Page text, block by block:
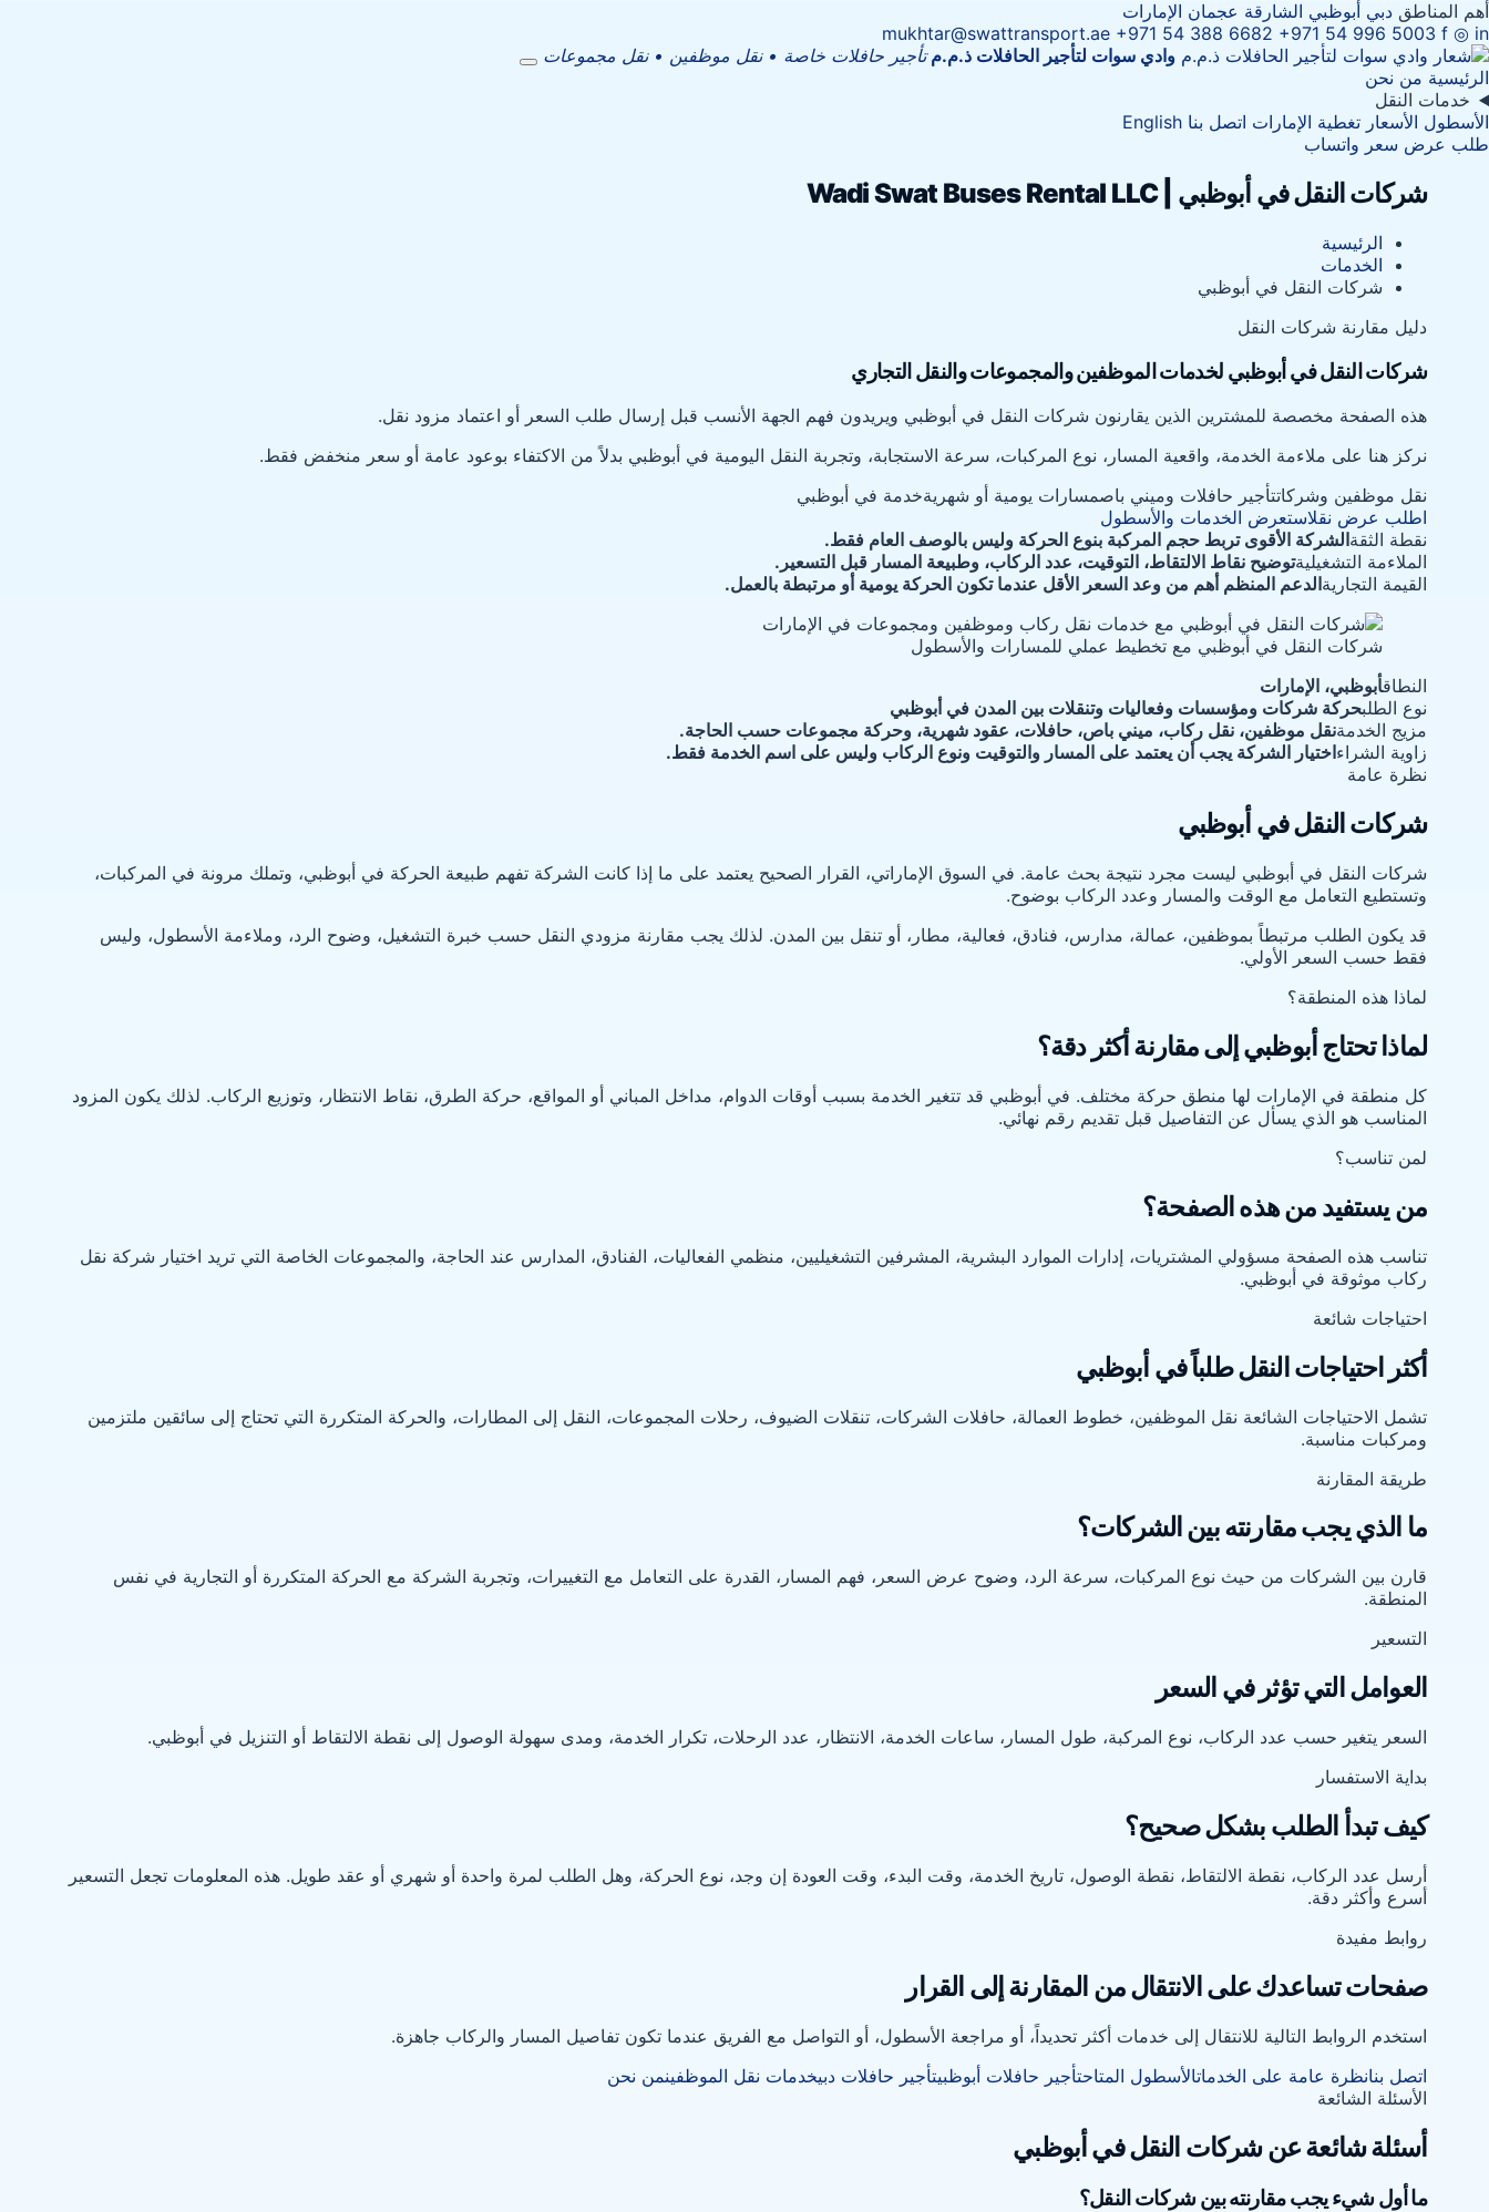
أهم المناطق دبي أبوظبي الشارقة عجمان الإمارات
mukhtar@swattransport.ae +971 54 388 6682 +971 54 996 5003 f ◎ in
وادي سوات لتأجير الحافلات ذ.م.م تأجير حافلات خاصة • نقل موظفين • نقل مجموعات
الرئيسية من نحن
خدمات النقل
الأسطول الأسعار تغطية الإمارات اتصل بنا English
طلب عرض سعر واتساب
شركات النقل في أبوظبي | Wadi Swat Buses Rental LLC
الرئيسية
الخدمات
شركات النقل في أبوظبي
دليل مقارنة شركات النقل
شركات النقل في أبوظبي لخدمات الموظفين والمجموعات والنقل التجاري
هذه الصفحة مخصصة للمشترين الذين يقارنون شركات النقل في أبوظبي ويريدون فهم الجهة الأنسب قبل إرسال طلب السعر أو اعتماد مزود نقل.
نركز هنا على ملاءمة الخدمة، واقعية المسار، نوع المركبات، سرعة الاستجابة، وتجربة النقل اليومية في أبوظبي بدلاً من الاكتفاء بوعود عامة أو سعر منخفض فقط.
نقل موظفين وشركاتتأجير حافلات وميني باصمسارات يومية أو شهريةخدمة في أبوظبي
اطلب عرض نقلاستعرض الخدمات والأسطول
نقطة الثقةالشركة الأقوى تربط حجم المركبة بنوع الحركة وليس بالوصف العام فقط.
الملاءمة التشغيليةتوضيح نقاط الالتقاط، التوقيت، عدد الركاب، وطبيعة المسار قبل التسعير.
القيمة التجاريةالدعم المنظم أهم من وعد السعر الأقل عندما تكون الحركة يومية أو مرتبطة بالعمل.
شركات النقل في أبوظبي مع تخطيط عملي للمسارات والأسطول
النطاقأبوظبي، الإمارات
نوع الطلبحركة شركات ومؤسسات وفعاليات وتنقلات بين المدن في أبوظبي
مزيج الخدمةنقل موظفين، نقل ركاب، ميني باص، حافلات، عقود شهرية، وحركة مجموعات حسب الحاجة.
زاوية الشراءاختيار الشركة يجب أن يعتمد على المسار والتوقيت ونوع الركاب وليس على اسم الخدمة فقط.
نظرة عامة
شركات النقل في أبوظبي
شركات النقل في أبوظبي ليست مجرد نتيجة بحث عامة. في السوق الإماراتي، القرار الصحيح يعتمد على ما إذا كانت الشركة تفهم طبيعة الحركة في أبوظبي، وتملك مرونة في المركبات،
وتستطيع التعامل مع الوقت والمسار وعدد الركاب بوضوح.
قد يكون الطلب مرتبطاً بموظفين، عمالة، مدارس، فنادق، فعالية، مطار، أو تنقل بين المدن. لذلك يجب مقارنة مزودي النقل حسب خبرة التشغيل، وضوح الرد، وملاءمة الأسطول، وليس
فقط حسب السعر الأولي.
لماذا هذه المنطقة؟
لماذا تحتاج أبوظبي إلى مقارنة أكثر دقة؟
كل منطقة في الإمارات لها منطق حركة مختلف. في أبوظبي قد تتغير الخدمة بسبب أوقات الدوام، مداخل المباني أو المواقع، حركة الطرق، نقاط الانتظار، وتوزيع الركاب. لذلك يكون المزود
المناسب هو الذي يسأل عن التفاصيل قبل تقديم رقم نهائي.
لمن تناسب؟
من يستفيد من هذه الصفحة؟
تناسب هذه الصفحة مسؤولي المشتريات، إدارات الموارد البشرية، المشرفين التشغيليين، منظمي الفعاليات، الفنادق، المدارس عند الحاجة، والمجموعات الخاصة التي تريد اختيار شركة نقل
ركاب موثوقة في أبوظبي.
احتياجات شائعة
أكثر احتياجات النقل طلباً في أبوظبي
تشمل الاحتياجات الشائعة نقل الموظفين، خطوط العمالة، حافلات الشركات، تنقلات الضيوف، رحلات المجموعات، النقل إلى المطارات، والحركة المتكررة التي تحتاج إلى سائقين ملتزمين
ومركبات مناسبة.
طريقة المقارنة
ما الذي يجب مقارنته بين الشركات؟
قارن بين الشركات من حيث نوع المركبات، سرعة الرد، وضوح عرض السعر، فهم المسار، القدرة على التعامل مع التغييرات، وتجربة الشركة مع الحركة المتكررة أو التجارية في نفس
المنطقة.
التسعير
العوامل التي تؤثر في السعر
السعر يتغير حسب عدد الركاب، نوع المركبة، طول المسار، ساعات الخدمة، الانتظار، عدد الرحلات، تكرار الخدمة، ومدى سهولة الوصول إلى نقطة الالتقاط أو التنزيل في أبوظبي.
بداية الاستفسار
كيف تبدأ الطلب بشكل صحيح؟
أرسل عدد الركاب، نقطة الالتقاط، نقطة الوصول، تاريخ الخدمة، وقت البدء، وقت العودة إن وجد، نوع الحركة، وهل الطلب لمرة واحدة أو شهري أو عقد طويل. هذه المعلومات تجعل التسعير
أسرع وأكثر دقة.
روابط مفيدة
صفحات تساعدك على الانتقال من المقارنة إلى القرار
استخدم الروابط التالية للانتقال إلى خدمات أكثر تحديداً، أو مراجعة الأسطول، أو التواصل مع الفريق عندما تكون تفاصيل المسار والركاب جاهزة.
اتصل بنانظرة عامة على الخدماتالأسطول المتاحتأجير حافلات أبوظبيتأجير حافلات دبيخدمات نقل الموظفينمن نحن
الأسئلة الشائعة
أسئلة شائعة عن شركات النقل في أبوظبي
ما أول شيء يجب مقارنته بين شركات النقل؟